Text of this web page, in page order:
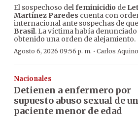
El sospechoso delfeminicidio de
Martínez Paredes cuenta con
internacional ante sospechas de
Brasil. La víctima había
obtenido una orden de alejamiento.
Agosto 6, 2026 09:56 p. m. · Carlos Aquino
Nacionales
Detienen a enfermero por
supuesto abuso sexual de
paciente menor de edad